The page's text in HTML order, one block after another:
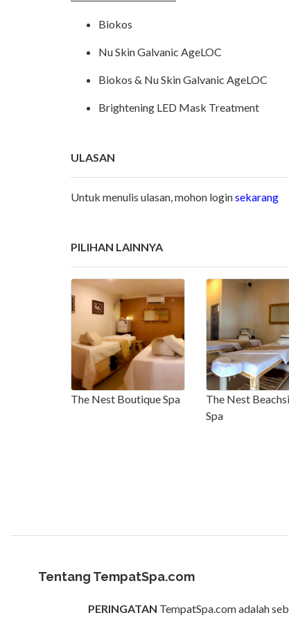
Biokos
Nu Skin Galvanic AgeLOC
Biokos & Nu Skin Galvanic AgeLOC
Brightening LED Mask Treatment
ULASAN
Untuk menulis ulasan, mohon loginsekarang
PILIHAN LAINNYA
The Nest Boutique Spa
The Nest
Spa
Tentang TempatSpa.com
PERINGATAN TempatSpa.com adalah